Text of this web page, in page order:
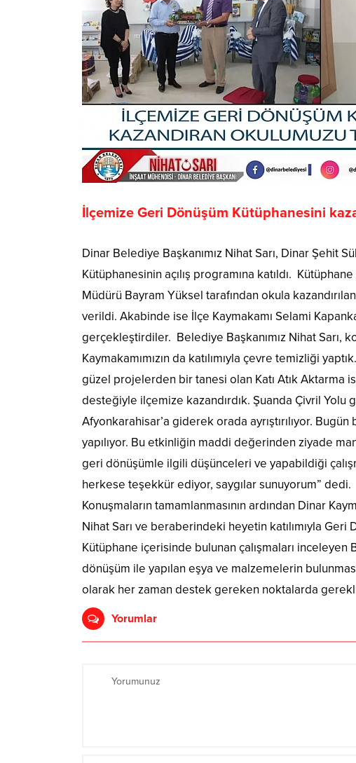
İlçemize Geri Dönüşüm Kütüphanesini
Dinar Belediye Başkanımız Nihat Sarı, Dinar Şehit
Kütüphanesinin açılış programına katıldı.
Müdürü Bayram Yüksel tarafından okula
verildi. Akabinde ise İlçe Kaymakamı Selami
gerçekleştirdiler. Belediye Başkanımız Nihat Sarı,
Kaymakamımızın da katılımıyla çevre temizliği
güzel projelerden bir tanesi olan Katı Atık Aktarma
desteğiyle ilçemize kazandırdık. Şuanda Çivril
Afyonkarahisar’a giderek orada ayrıştırılıyor.
yapılıyor. Bu etkinliğin maddi değerinden ziyade
geri dönüşümle ilgili düşünceleri ve yapabildiği
herkese teşekkür ediyor, saygılar sunuyorum” dedi.
Konuşmaların tamamlanmasının ardından Dinar
Nihat Sarı ve beraberindeki heyetin katılımıyla
Kütüphane içerisinde bulunan çalışmaları inceleyen
dönüşüm ile yapılan eşya ve malzemelerin
olarak her zaman destek gereken noktalarda gerekli
Yorumlar